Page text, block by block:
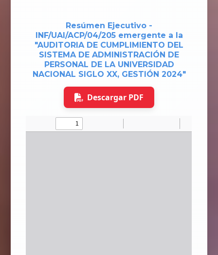
Resúmen Ejecutivo -
INF/UAI/ACP/04/205 emergente a la
"AUDITORIA DE CUMPLIMIENTO DEL
SISTEMA DE ADMINISTRACIÓN DE
PERSONAL DE LA UNIVERSIDAD
NACIONAL SIGLO XX, GESTIÓN 2024"
Descargar PDF